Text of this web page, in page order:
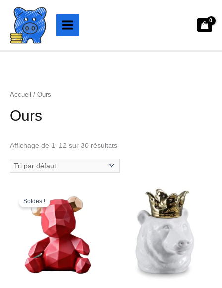
contenu
Accueil / Ours
Ours
Affichage de 1–12 sur 30 résultats
Soldes !
prix
initial
était :
93.99€.
prix
actuel
est :
73.99€.